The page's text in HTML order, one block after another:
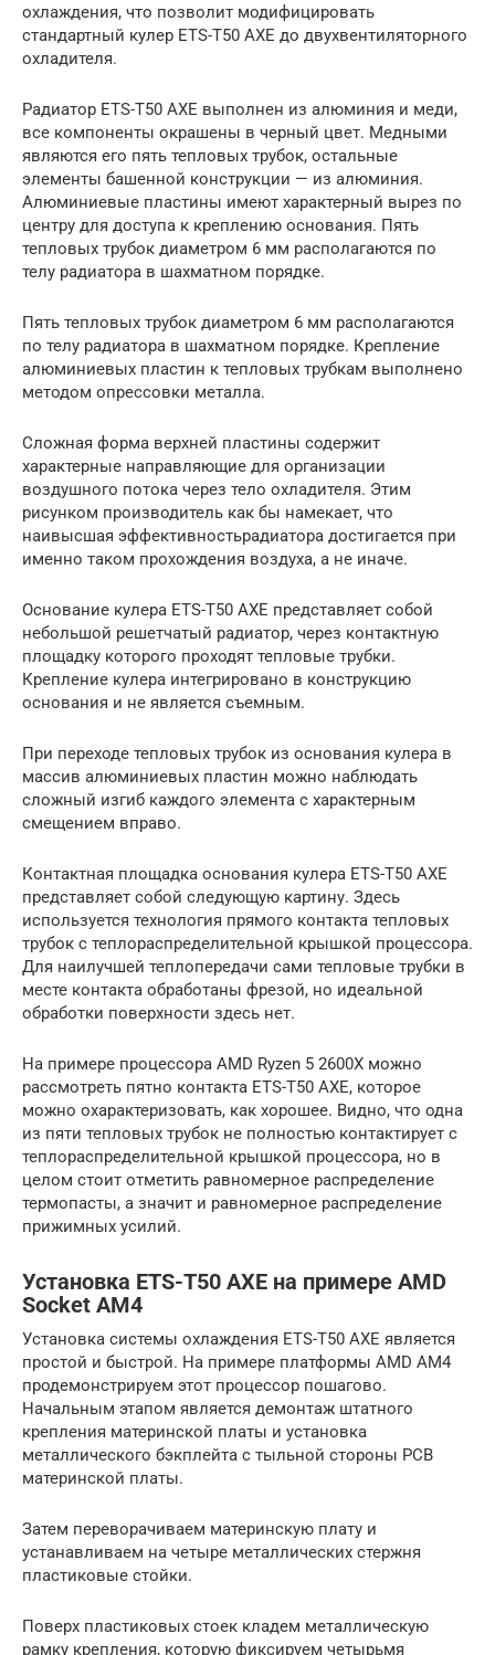
охлаждения, что позволит модифицировать
стандартный кулер ETS-T50 AXE до двухвентиляторного
охладителя.
Радиатор ETS-T50 AXE выполнен из алюминия и меди,
все компоненты окрашены в черный цвет. Медными
являются его пять тепловых трубок, остальные
элементы башенной конструкции — из алюминия.
Алюминиевые пластины имеют характерный вырез по
центру для доступа к креплению основания. Пять
тепловых трубок диаметром 6 мм располагаются по
телу радиатора в шахматном порядке.
Пять тепловых трубок диаметром 6 мм располагаются
по телу радиатора в шахматном порядке. Крепление
алюминиевых пластин к тепловых трубкам выполнено
методом опрессовки металла.
Сложная форма верхней пластины содержит
характерные направляющие для организации
воздушного потока через тело охладителя. Этим
рисунком производитель как бы намекает, что
наивысшая эффективностьрадиатора достигается при
именно таком прохождения воздуха, а не иначе.
Основание кулера ETS-T50 AXE представляет собой
небольшой решетчатый радиатор, через контактную
площадку которого проходят тепловые трубки.
Крепление кулера интегрировано в конструкцию
основания и не является съемным.
При переходе тепловых трубок из основания кулера в
массив алюминиевых пластин можно наблюдать
сложный изгиб каждого элемента с характерным
смещением вправо.
Контактная площадка основания кулера ETS-T50 AXE
представляет собой следующую картину. Здесь
используется технология прямого контакта тепловых
трубок с теплораспределительной крышкой процессора.
Для наилучшей теплопередачи сами тепловые трубки в
месте контакта обработаны фрезой, но идеальной
обработки поверхности здесь нет.
На примере процессора AMD Ryzen 5 2600X можно
рассмотреть пятно контакта ETS-T50 AXE, которое
можно охарактеризовать, как хорошее. Видно, что одна
из пяти тепловых трубок не полностью контактирует с
теплораспределительной крышкой процессора, но в
целом стоит отметить равномерное распределение
термопасты, а значит и равномерное распределение
прижимных усилий.
Установка ETS-T50 AXE на примере AMD
Socket AM4
Установка системы охлаждения ETS-T50 AXE является
простой и быстрой. На примере платформы AMD AM4
продемонстрируем этот процессор пошагово.
Начальным этапом является демонтаж штатного
крепления материнской платы и установка
металлического бэкплейта с тыльной стороны PCB
материнской платы.
Затем переворачиваем материнскую плату и
устанавливаем на четыре металлических стержня
пластиковые стойки.
Поверх пластиковых стоек кладем металлическую
рамку крепления, которую фиксируем четырьмя